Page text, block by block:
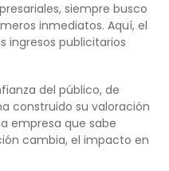
siempre busco
inmediatos. Aquí, el
ingresos publicitarios
del público, de
construido su valoración
empresa que sabe
cambia, el impacto en